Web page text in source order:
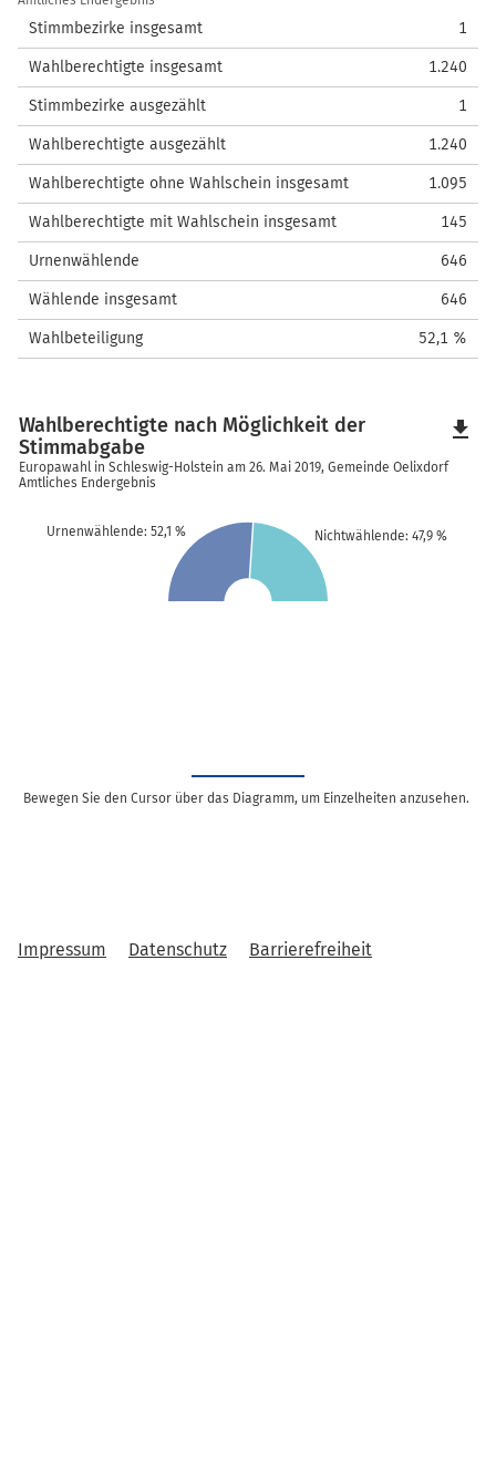
Stimmbezirke insgesamt 1
Wahlberechtigte insgesamt 1.240
Stimmbezirke ausgezählt 1
Wahlberechtigte ausgezählt 1.240
Wahlberechtigte ohne Wahlschein insgesamt 1.095
Wahlberechtigte mit Wahlschein insgesamt 145
Urnenwählende 646
Wählende insgesamt 646
Wahlbeteiligung 52,1 %
Urnenwählende: 52,1 % Nichtwählende: 47,9 %
Wahlberechtigte nach Möglichkeit der
Stimmabgabe
Europawahl in Schleswig-Holstein am 26. Mai 2019, Gemeinde Oelixdorf
Amtliches Endergebnis
file_download
Bewegen Sie den Cursor über das Diagramm, um Einzelheiten anzusehen.
Impressum Datenschutz Barrierefreiheit